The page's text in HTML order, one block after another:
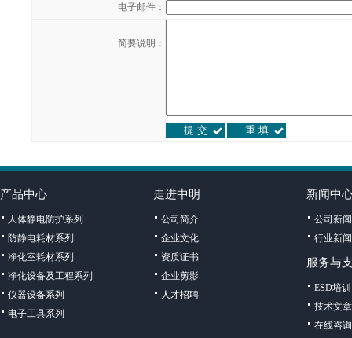
电子邮件：
简要说明：
产品中心
人体静电防护系列
防静电耗材系列
净化室耗材系列
净化设备及工程系列
仪器设备系列
电子工具系列
走进中明
公司简介
企业文化
资质证书
企业剪影
人才招聘
新闻中
公司新闻
行业新闻
服务与
ESD培训
技术文章
在线咨询